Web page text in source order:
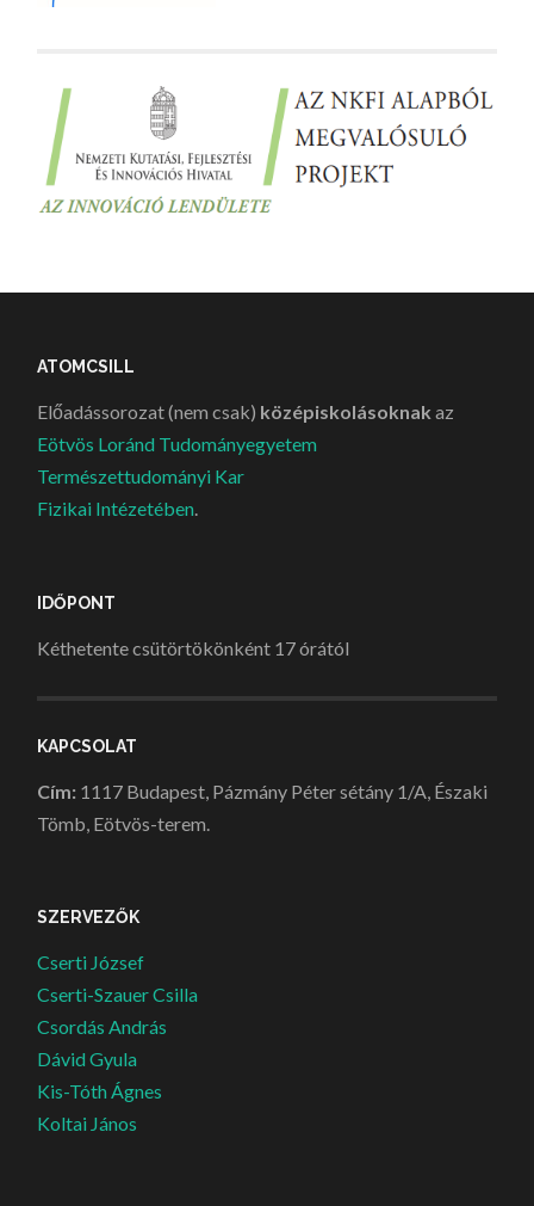
ATOMCSILL
Előadássorozat (nem csak) középiskolásoknak az
Eötvös Loránd Tudományegyetem
Természettudományi Kar
Fizikai Intézetében.
IDŐPONT
Kéthetente csütörtökönként 17 órától
KAPCSOLAT
Cím: 1117 Budapest, Pázmány Péter sétány 1/A, Északi
Tömb, Eötvös-terem.
SZERVEZŐK
Cserti József
Cserti-Szauer Csilla
Csordás András
Dávid Gyula
Kis-Tóth Ágnes
Koltai János